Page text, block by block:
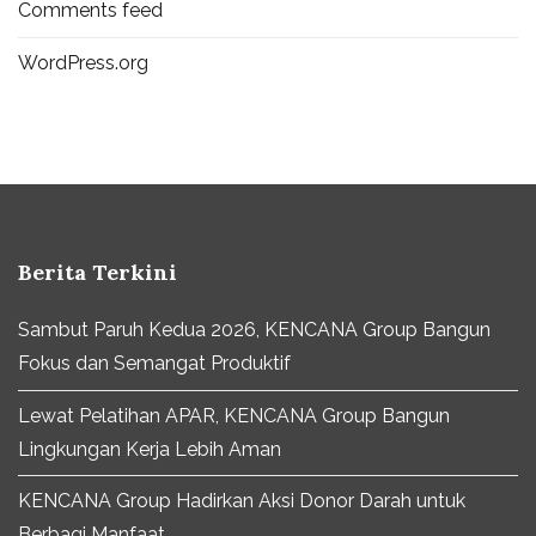
Comments feed
WordPress.org
Berita Terkini
Sambut Paruh Kedua 2026, KENCANA Group Bangun
Fokus dan Semangat Produktif
Lewat Pelatihan APAR, KENCANA Group Bangun
Lingkungan Kerja Lebih Aman
KENCANA Group Hadirkan Aksi Donor Darah untuk